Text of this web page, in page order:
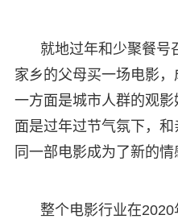
就地过年和少聚餐号
家乡的父母买一场电影，
一方面是城市人群的观
面是过年过节气氛下，
同一部电影成为了新的情
整个电影行业在